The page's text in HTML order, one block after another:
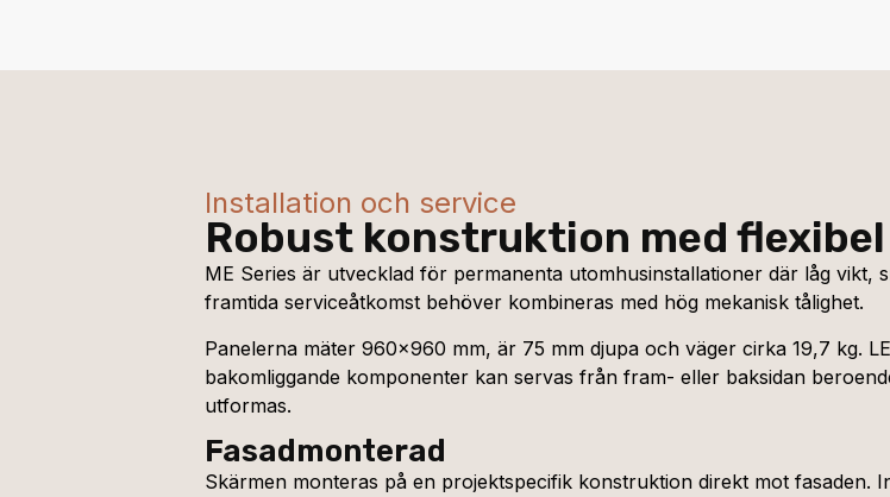
Installation och service
Robust konstruktion med
ME Series är utvecklad för permanenta utomhusinstallationer där låg vikt,
framtida serviceåtkomst behöver kombineras med hög mekanisk tålighet.
Panelerna mäter 960×960 mm, är 75 mm djupa och väger cirka 19,7 kg.
bakomliggande komponenter kan servas från fram- eller baksidan
utformas.
Fasadmonterad
Skärmen monteras på en projektspecifik konstruktion direkt mot fasaden.